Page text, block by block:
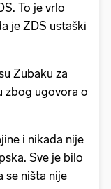
To je vrlo
je ZDS ustaški
Zubaku za
zbog ugovora o
i nikada nije
Sve je bilo
se ništa nije